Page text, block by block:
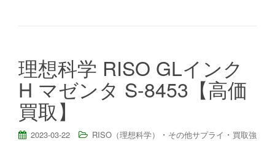
理想科学 RISO GLインク
H マゼンタ S-8453【高価
買取】
2023-03-22 RISO（理想科学） ・ その他サプライ ・ 買取強